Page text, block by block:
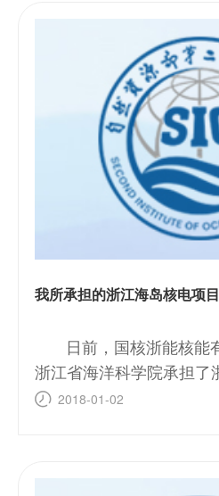
日前，国核浙能核能
浙江省海洋科学院承担了
个专题，各专题工作正在
2018-01-02